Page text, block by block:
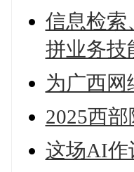
信息检索
拼业务技
为广西网
2025西
这场AI作